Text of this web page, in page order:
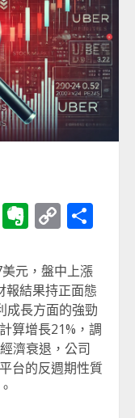
WeChat
Evernote
Copy
元，盤中上漲
報結果持正面態
成長方面的強勁
算增長21%，調
濟衰退，公司
台的反週期性質